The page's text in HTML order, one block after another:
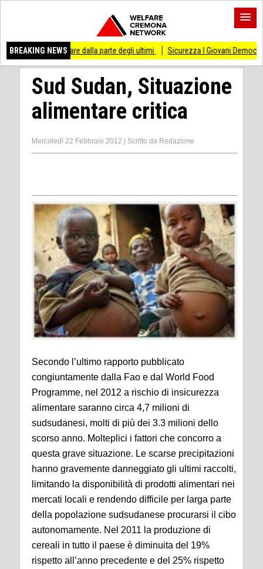
BREAKING NEWS
dalla parte degli ultimi Sicurezza I Giovani Democratici ribattono ai
Sud Sudan, Situazione
alimentare critica
Mercoledì 22 Febbraio 2012 Scritto da Redazione
Secondo l’ultimo rapporto pubblicato
congiuntamente dalla Fao e dal World Food
Programme, nel 2012 a rischio di insicurezza
alimentare saranno circa 4,7 milioni di
sudsudanesi, molti di più dei 3.3 milioni dello
scorso anno. Molteplici i fattori che concorro a
questa grave situazione. Le scarse precipitazioni
hanno gravemente danneggiato gli ultimi raccolti,
limitando la disponibilità di prodotti alimentari nei
mercati locali e rendendo difficile per larga parte
della popolazione sudsudanese procurarsi il cibo
autonomamente. Nel 2011 la produzione di
cereali in tutto il paese è diminuita del 19%
rispetto all’anno precedente e del 25% rispetto